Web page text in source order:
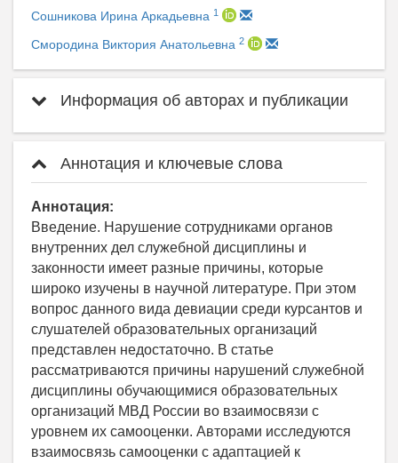
Сошникова Ирина Аркадьевна 1
Смородина Виктория Анатольевна 2
Информация об авторах и публикации
Аннотация и ключевые слова
Аннотация:
Введение. Нарушение сотрудниками органов
внутренних дел служебной дисциплины и
законности имеет разные причины, которые
широко изучены в научной литературе. При этом
вопрос данного вида девиации среди курсантов и
слушателей образовательных организаций
представлен недостаточно. В статье
рассматриваются причины нарушений служебной
дисциплины обучающимися образовательных
организаций МВД России во взаимосвязи с
уровнем их самооценки. Авторами исследуются
взаимосвязь самооценки с адаптацией к